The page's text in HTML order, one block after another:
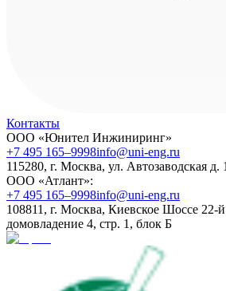
Контакты
ООО «Юнител Инжиниринг»
+7 495 165–9998info@uni-eng.ru
115280, г. Москва, ул. Автозаводская
ООО «Атлант»:
+7 495 165–9998info@uni-eng.ru
108811, г. Москва, Киевское Шоссе
домовладение 4, стр. 1, блок Б